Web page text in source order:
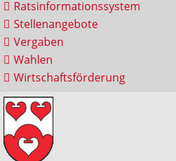
Ratsinformationssystem
Stellenangebote
Vergaben
Wahlen
Wirtschaftsförderung